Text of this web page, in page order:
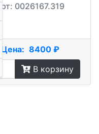
Арт: 0026167.319
Цена: 8400 ₽
В корзину